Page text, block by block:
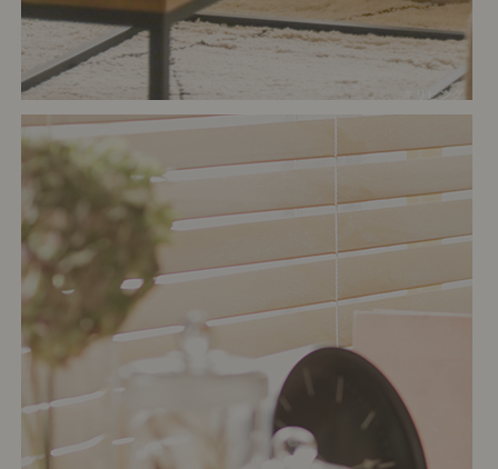
# リビング